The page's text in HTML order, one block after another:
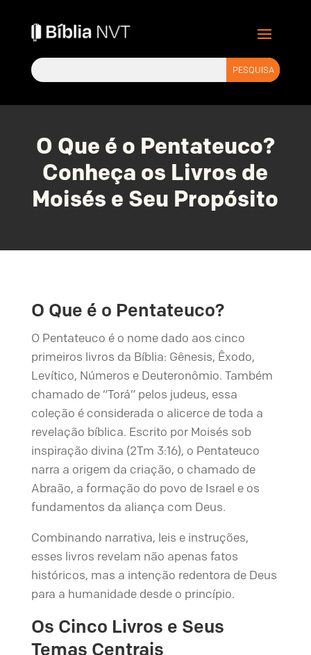
O Que é o Pentateuco?
Conheça os Livros de
Moisés e Seu Propósito
O Que é o Pentateuco?
O Pentateuco é o nome dado aos cinco
primeiros livros da Bíblia: Gênesis, Êxodo,
Levítico, Números e Deuteronômio. Também
chamado de “Torá” pelos judeus, essa
coleção é considerada o alicerce de toda a
revelação bíblica. Escrito por Moisés sob
inspiração divina (2Tm 3:16), o Pentateuco
narra a origem da criação, o chamado de
Abraão, a formação do povo de Israel e os
fundamentos da aliança com Deus.
Combinando narrativa, leis e instruções,
esses livros revelam não apenas fatos
históricos, mas a intenção redentora de Deus
para a humanidade desde o princípio.
Os Cinco Livros e Seus
Temas Centrais